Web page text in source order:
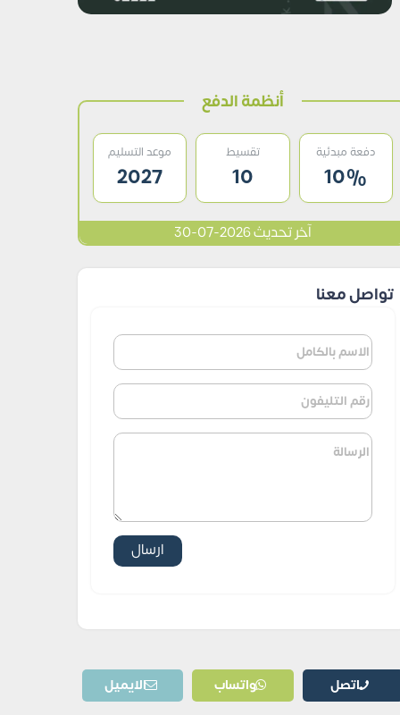
أنظمة الدفع
دفعة مبدئية
10%
تقسيط
10
موعد التسليم
2027
آخر تحديث 2026-07-30
تواصل معنا
اتصل واتساب الايميل